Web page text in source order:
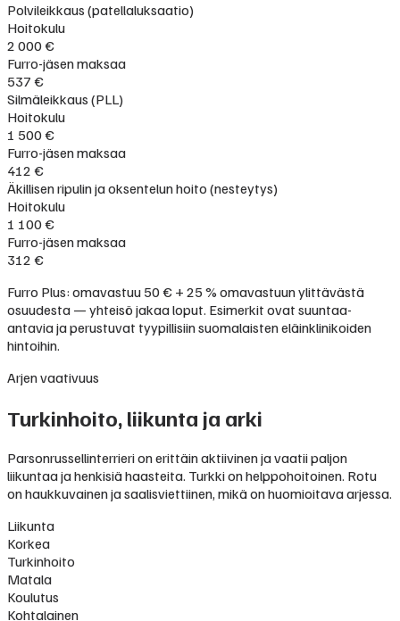
Polvileikkaus (patellaluksaatio)
Hoitokulu
2 000 €
Furro-jäsen maksaa
537 €
Silmäleikkaus (PLL)
Hoitokulu
1 500 €
Furro-jäsen maksaa
412 €
Äkillisen ripulin ja oksentelun hoito (nesteytys)
Hoitokulu
1 100 €
Furro-jäsen maksaa
312 €
Furro Plus: omavastuu 50 € + 25 % omavastuun ylittävästä
osuudesta — yhteisö jakaa loput. Esimerkit ovat suuntaa-
antavia ja perustuvat tyypillisiin suomalaisten eläinklinikoiden
hintoihin.
Arjen vaativuus
Turkinhoito, liikunta ja arki
Parsonrussellinterrieri on erittäin aktiivinen ja vaatii paljon
liikuntaa ja henkisiä haasteita. Turkki on helppohoitoinen. Rotu
on haukkuvainen ja saalisviettiinen, mikä on huomioitava arjessa.
Liikunta
Korkea
Turkinhoito
Matala
Koulutus
Kohtalainen